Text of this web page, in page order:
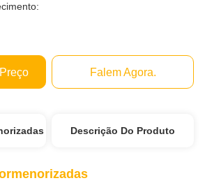
Falem Agora.
Descrição Do Produto